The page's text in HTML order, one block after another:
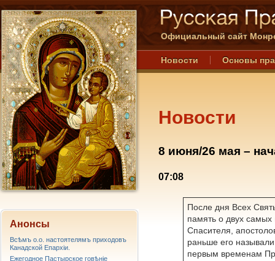
Официальный сайт
Новости Основы
Новости
8 июня/26 мая –
07:08
После дня Всех
память о двух
Спасителя,
раньше его
первым временам
Анонсы
Всѣмъ о.о. настоятелямъ приходовъ
Канадской Епархiи.
Ежегодное Пастырское говѣніе